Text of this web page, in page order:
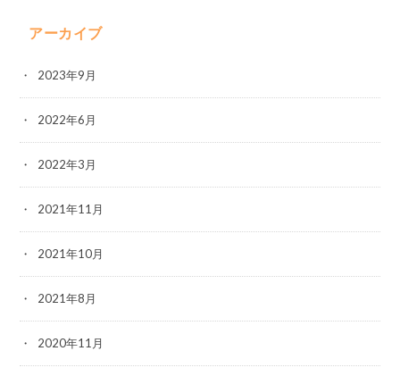
アーカイブ
2023年9月
2022年6月
2022年3月
2021年11月
2021年10月
2021年8月
2020年11月